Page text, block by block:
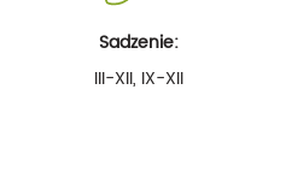
Sadzenie:
III-XII, IX-XII